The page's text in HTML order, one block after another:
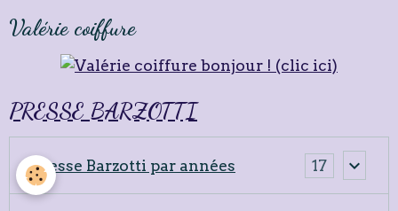
Valérie coiffure
PRESSE BARZOTTI
Presse Barzotti par années 17